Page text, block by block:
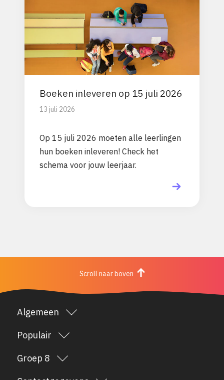
Boeken inleveren op 15 juli 2026
13 juli 2026
Op 15 juli 2026 moeten alle leerlingen
hun boeken inleveren! Check het
schema voor jouw leerjaar.
Scroll naar boven
Algemeen
Locaties
Documenten
Populair
Groep 8